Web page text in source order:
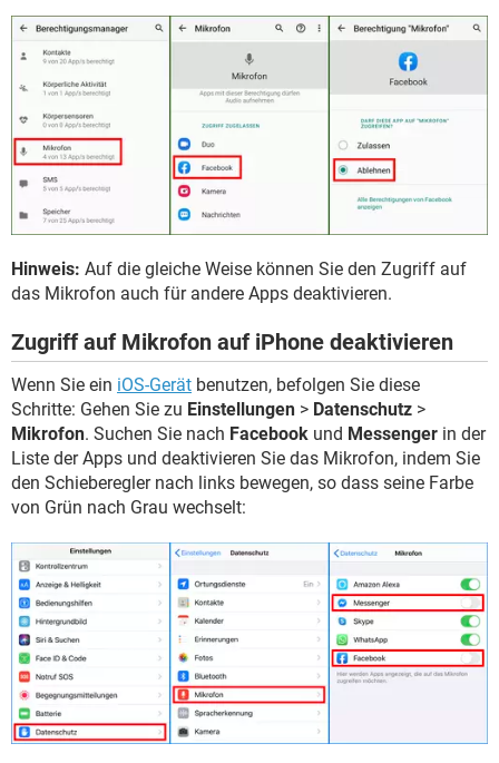
Hinweis: Auf die gleiche Weise können Sie den Zugriff auf
das Mikrofon auch für andere Apps deaktivieren.
Zugriff auf Mikrofon auf iPhone deaktivieren
Wenn Sie ein iOS-Gerät benutzen, befolgen Sie diese
Schritte: Gehen Sie zu Einstellungen > Datenschutz >
Mikrofon. Suchen Sie nach Facebook und Messenger in der
Liste der Apps und deaktivieren Sie das Mikrofon, indem Sie
den Schieberegler nach links bewegen, so dass seine Farbe
von Grün nach Grau wechselt: